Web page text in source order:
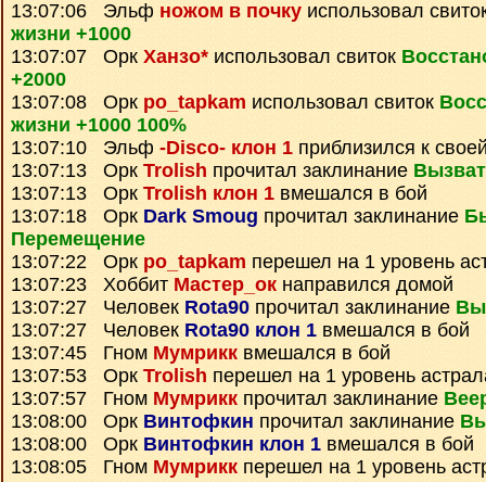
13:07:06 Эльф ножом в почку использовал
жизни +1000
13:07:07 Орк Ханзо* использовал свиток
+2000
13:07:08 Орк po_tapkam использовал свиток
жизни +1000 100%
13:07:10 Эльф -Disco- клон 1 приблизился к
13:07:13 Орк Trolish прочитал заклинание
13:07:13 Орк Trolish клон 1 вмешался в бой
13:07:18 Орк Dark Smoug прочитал заклинание
Перемещение
13:07:22 Орк po_tapkam перешел на 1 уровень
13:07:23 Хоббит Мастер_ок направился домой
13:07:27 Человек Rota90 прочитал заклинание
13:07:27 Человек Rota90 клон 1 вмешался в бой
13:07:45 Гном Мумрикк вмешался в бой
13:07:53 Орк Trolish перешел на 1 уровень
13:07:57 Гном Мумрикк прочитал заклинание
13:08:00 Орк Винтофкин прочитал заклинание
13:08:00 Орк Винтофкин клон 1 вмешался в бой
13:08:05 Гном Мумрикк перешел на 1 уровень